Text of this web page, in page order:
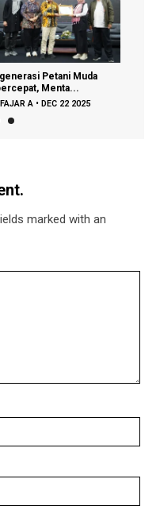
Petani Muda
Menta...
FAJAR A • DEC 22 2025
marked with an